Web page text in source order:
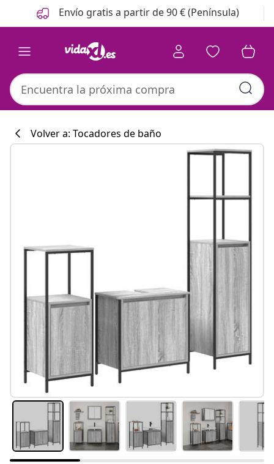
Anterior
Siguiente Envío gratis a partir de 90 € (Península)
Volver a: Tocadores de baño